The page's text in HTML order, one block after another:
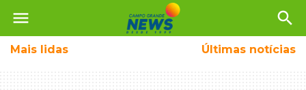
menu search
Mais lidas Últimas notícias